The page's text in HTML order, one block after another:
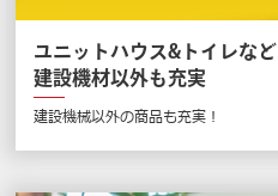
ユニットハウス&トイレなど
建設機材以外も充実
建設機械以外の商品も充実！